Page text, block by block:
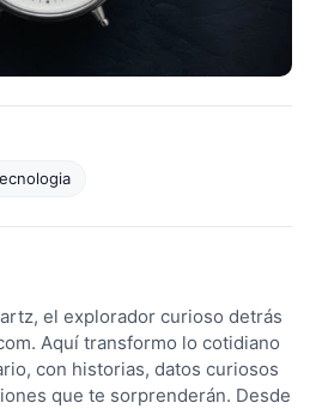
el explorador curioso detrás
Aquí transformo lo cotidiano
con historias, datos curiosos
que te sorprenderán. Desde